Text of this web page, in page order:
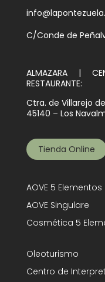
C/Conde de
ALMAZARA |
RESTAURANTE:
Ctra. de Villarejo
45140 – Los
Tienda Online
AOVE 5 Elementos
AOVE Singulare
Cosmética 5
Oleoturismo
Centro de